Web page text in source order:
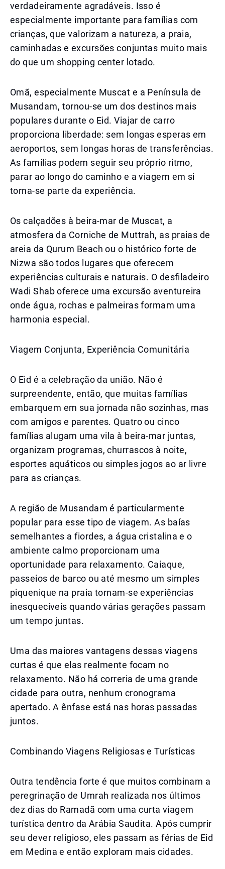
verdadeiramente agradáveis. Isso é
especialmente importante para famílias com
crianças, que valorizam a natureza, a praia,
caminhadas e excursões conjuntas muito mais
do que um shopping center lotado.
Omã, especialmente Muscat e a Península de
Musandam, tornou-se um dos destinos mais
populares durante o Eid. Viajar de carro
proporciona liberdade: sem longas esperas em
aeroportos, sem longas horas de transferências.
As famílias podem seguir seu próprio ritmo,
parar ao longo do caminho e a viagem em si
torna-se parte da experiência.
Os calçadões à beira-mar de Muscat, a
atmosfera da Corniche de Muttrah, as praias de
areia da Qurum Beach ou o histórico forte de
Nizwa são todos lugares que oferecem
experiências culturais e naturais. O desfiladeiro
Wadi Shab oferece uma excursão aventureira
onde água, rochas e palmeiras formam uma
harmonia especial.
Viagem Conjunta, Experiência Comunitária
O Eid é a celebração da união. Não é
surpreendente, então, que muitas famílias
embarquem em sua jornada não sozinhas, mas
com amigos e parentes. Quatro ou cinco
famílias alugam uma vila à beira-mar juntas,
organizam programas, churrascos à noite,
esportes aquáticos ou simples jogos ao ar livre
para as crianças.
A região de Musandam é particularmente
popular para esse tipo de viagem. As baías
semelhantes a fiordes, a água cristalina e o
ambiente calmo proporcionam uma
oportunidade para relaxamento. Caiaque,
passeios de barco ou até mesmo um simples
piquenique na praia tornam-se experiências
inesquecíveis quando várias gerações passam
um tempo juntas.
Uma das maiores vantagens dessas viagens
curtas é que elas realmente focam no
relaxamento. Não há correria de uma grande
cidade para outra, nenhum cronograma
apertado. A ênfase está nas horas passadas
juntos.
Combinando Viagens Religiosas e Turísticas
Outra tendência forte é que muitos combinam a
peregrinação de Umrah realizada nos últimos
dez dias do Ramadã com uma curta viagem
turística dentro da Arábia Saudita. Após cumprir
seu dever religioso, eles passam as férias de Eid
em Medina e então exploram mais cidades.